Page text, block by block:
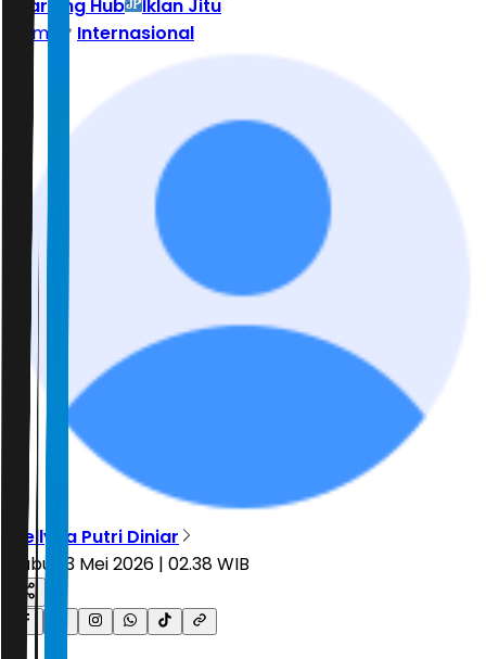
Learning Hub
Iklan Jitu
Home
Internasional
Mellyna Putri Diniar
Rabu, 13 Mei 2026 | 02.38 WIB